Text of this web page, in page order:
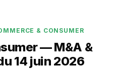
& CONSUMER
— M&A &
14 juin 2026